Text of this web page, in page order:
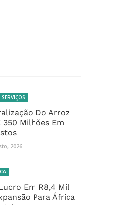
Do Arroz
350 Milhões Em
2026
Em R8,4 Mil
Para África